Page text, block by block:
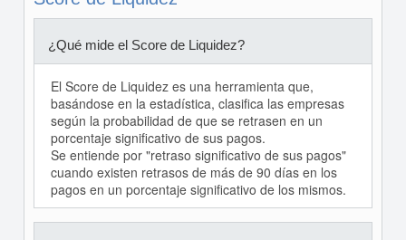
¿Qué mide el Score de Liquidez?
El Score de Liquidez es una herramienta que,
basándose en la estadística, clasifica las empresas
según la probabilidad de que se retrasen en un
porcentaje significativo de sus pagos.
Se entiende por "retraso significativo de sus pagos"
cuando existen retrasos de más de 90 días en los
pagos en un porcentaje significativo de los mismos.